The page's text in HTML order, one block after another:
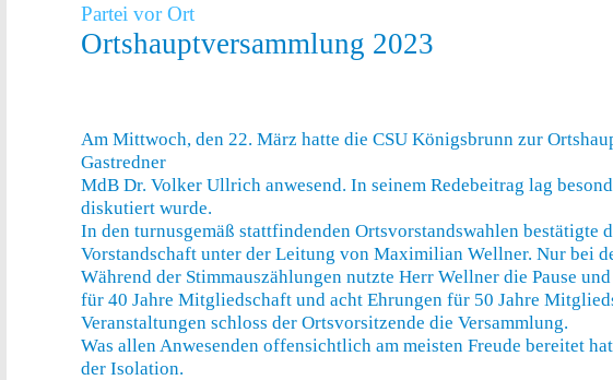
Partei vor Ort
Ortshauptversammlung 2023
Am Mittwoch, den 22. März hatte die CSU Königsbrunn zur
Gastredner
MdB Dr. Volker Ullrich anwesend. In seinem Redebeitrag lag
diskutiert wurde.
In den turnusgemäß stattfindenden Ortsvorstandswahlen bestätigte
Vorstandschaft unter der Leitung von Maximilian Wellner. Nur bei
Während der Stimmauszählungen nutzte Herr Wellner die Pause
für 40 Jahre Mitgliedschaft und acht Ehrungen für 50 Jahre
Veranstaltungen schloss der Ortsvorsitzende die Versammlung.
Was allen Anwesenden offensichtlich am meisten Freude bereitet
der Isolation.